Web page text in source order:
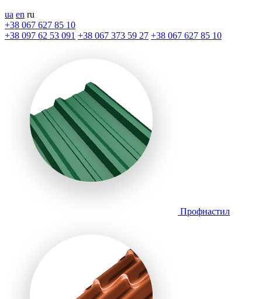
ua en ru
+38 067 627 85 10
+38 097 62 53 091 +38 067 373 59 27 +38 067 627 85 10
Профнастил